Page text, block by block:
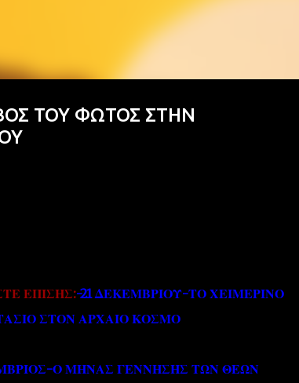
/PROJECT ΣΧΕΤΙΚΑ/ABOUT
ΤΟΥ ΦΩΤΟΣ ΣΤΗΝ
ΕΠΙΣΗΣ:-21 ΔΕΚΕΜΒΡΙΟΥ-ΤΟ ΧΕΙΜΕΡΙΝΟ
ΣΤΟΝ ΑΡΧΑΙΟ ΚΟΣΜΟ
Ο ΜΗΝΑΣ ΓΕΝΝΗΣΗΣ ΤΩΝ ΘΕΩΝ